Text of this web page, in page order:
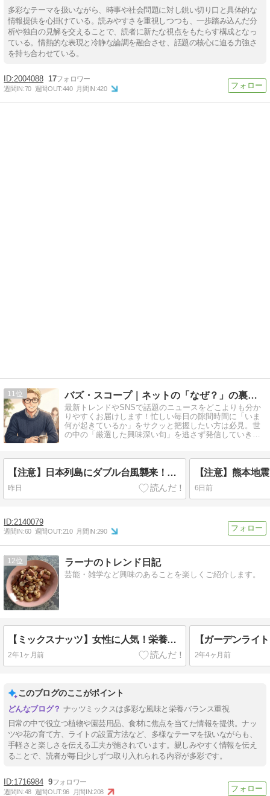
多彩なテーマを扱いながら、時事や社会問題に対し鋭い切り口と具体的な
情報提供を心掛けている。読みやすさを重視しつつも、一歩踏み込んだ分
析や独自の見解を交えることで、読者に新たな視点をもたらす構成となっ
ている。情熱的な表現と冷静な論調を融合させ、話題の核心に迫る力強さ
を持ち合わせている。
2004088 17
週間IN:70 週間OUT:440 月間IN:420
11 バズ・スコープ｜ネットの「なぜ？」の裏側を深掘り
最新トレンドやSNSで話題のニュースをどこよりも分か
りやすくお届けします！忙しい毎日の隙間時間に「いま
何が起きているか」をサクッと把握したい方は必見。世
の中の「厳選した興味深い旬」を逃さず発信していきま
【注意】日本列島にダブル台風襲来！飛行機欠航・地震連動の盲点
昨日 6日前
2140079
週間IN:60 週間OUT:210 月間IN:290
12 ラーナのトレンド日記
芸能・雑学など興味のあることを楽しくご紹介します。
【ミックスナッツ】女性に人気！栄養成分は！？
2年1ヶ月前 2年4ヶ月前
このブログのここがポイント
ナッツミックスは多彩な風味と栄養バランス重視
日常の中で役立つ植物や園芸用品、食材に焦点を当てた情報を提供。ナッ
ツや花の育て方、ライトの設置方法など、多様なテーマを扱いながらも、
手軽さと楽しさを伝える工夫が施されています。親しみやすく情報を伝え
ることで、読者が毎日少しずつ取り入れられる内容が多彩です。
1716984 9
週間IN:48 週間OUT:96 月間IN:208